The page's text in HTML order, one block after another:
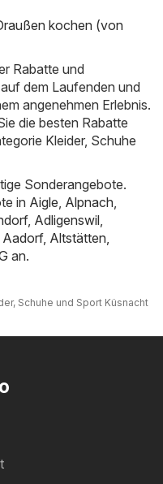
kochen (von
Rabatte und
dem Laufenden und
angenehmen Erlebnis.
die besten Rabatte
Kleider, Schuhe
Sonderangebote.
in Aigle, Alpnach,
, Adligenswil,
Aadorf, Altstätten,
an.
Schuhe und Sport Küsnacht